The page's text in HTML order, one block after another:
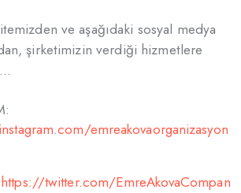
ve aşağıdaki sosyal medya
şirketimizin verdiği hizmetlere
emreakovaorganizasyon
https://twitter.com/EmreAkovaCompan